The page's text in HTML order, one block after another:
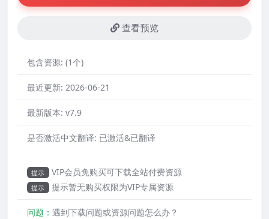
查看预览
包含资源: (1个)
最近更新: 2026-06-21
最新版本: v7.9
是否激活中文翻译: 已激活&已翻译
提示 VIP会员免购买可下载全站付费资源
提示 提示暂无购买权限为VIP专属资源
问题： 遇到下载问题或资源问题怎么办？